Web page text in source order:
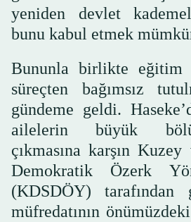
yeniden devlet
bunu kabul etmek
Bununla birlikte eğitim
süreçten bağımsız
gündeme geldi.
ailelerin büyük
çıkmasına karşın
Demokratik Özerk
(KDSDÖY) tarafından
müfredatının